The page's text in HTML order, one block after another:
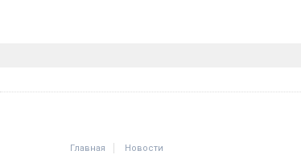
Главная Новости